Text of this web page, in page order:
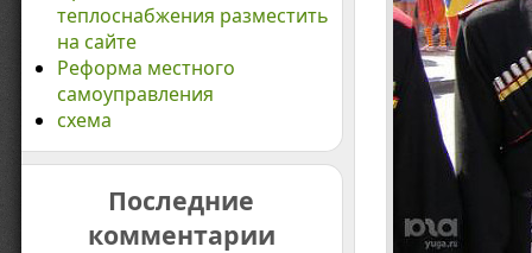
теплоснабжения разместить
на сайте
Реформа местного
самоуправления
схема
Последние
комментарии